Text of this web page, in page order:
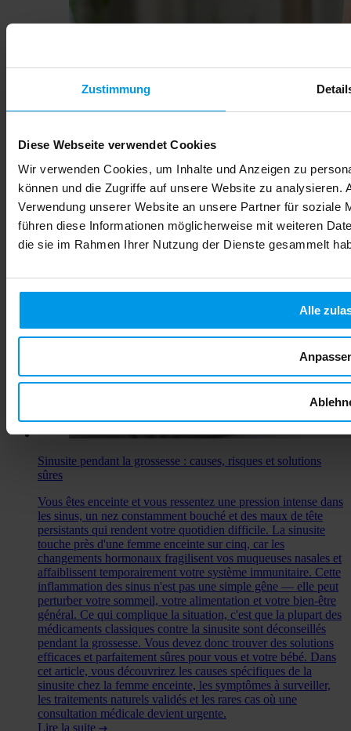
Zustimmung
Diese Webseite verwendet Cookies
Wir verwenden Cookies, um Inhalte und Anzeigen zu
können und die Zugriffe auf unsere Website zu analysieren.
Verwendung unserer Website an unsere Partner für soziale
führen diese Informationen möglicherweise mit weiteren
die sie im Rahmen Ihrer Nutzung der Dienste gesammelt
Alle
Sinusite pendant la grossesse : causes, risques et solutions
sûres
Vous êtes enceinte et vous ressentez une pression intense dans
les sinus, un nez constamment bouché et des maux de tête
persistants qui rendent votre quotidien difficile. La sinusite
touche près d'une femme enceinte sur cinq, car les
changements hormonaux fragilisent vos muqueuses nasales et
affaiblissent temporairement votre système immunitaire. Cette
inflammation des sinus n'est pas une simple gêne — elle peut
perturber votre sommeil, votre alimentation et votre bien-être
général. Ce qui complique la situation, c'est que la plupart des
médicaments classiques contre la sinusite sont déconseillés
pendant la grossesse. Vous devez donc trouver des solutions
efficaces et parfaitement sûres pour vous et votre bébé. Dans
cet article, vous découvrirez les causes spécifiques de la
sinusite chez la femme enceinte, les symptômes à surveiller,
les traitements naturels validés et les rares cas où une
consultation médicale devient urgente.
Lire la suite